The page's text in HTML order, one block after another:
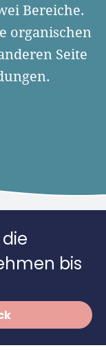
Bereiche.
organischen
Seite
die
bis